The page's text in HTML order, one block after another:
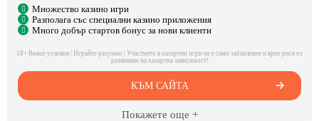
Множество казино игри
Разполага със специални казино приложения
Много добър стартов бонус за нови клиенти
18+ Важат условия | Играйте разумно | Участието в хазартни игри не е само забавление и крие риск от
развиване на хазартна зависимост!
КЪМ САЙТА
Покажете още +